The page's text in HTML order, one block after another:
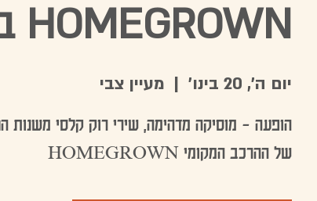
HOMEGROWN במעיין
יום ה׳, 20 בינו׳
  |
מעיין צבי
של ההרכב המקומי HOMEGROWN